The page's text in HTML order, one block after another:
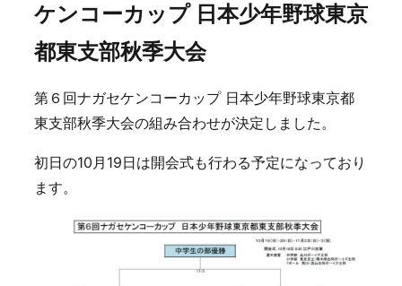
ケンコーカップ 日本少年野球東京
都東支部秋季大会
第６回ナガセケンコーカップ 日本少年野球東京都
東支部秋季大会の組み合わせが決定しました。
初日の10月19日は開会式も行わる予定になっており
ます。